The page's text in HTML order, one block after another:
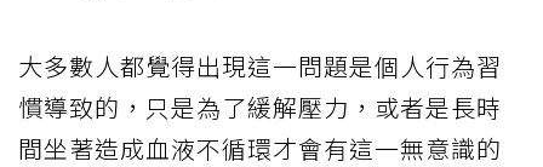
大多數人都覺得出現這一問題是個人行為習
慣導致的，只是為了緩解壓力，或者是長時
間坐著造成血液不循環才會有這一無意識的